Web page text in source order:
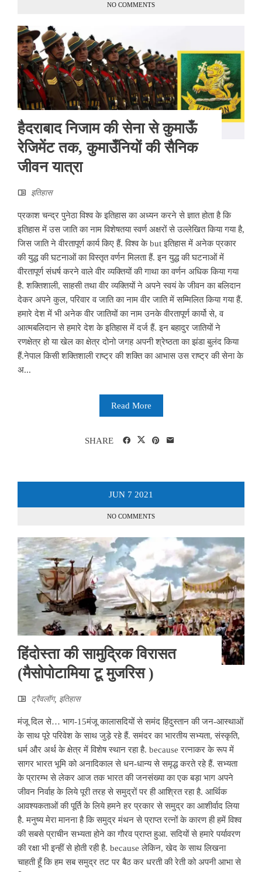
NO COMMENTS
हैदराबाद निजाम की सेना से कुमाऊँ
रेजिमेंट तक, कुमाउँनियों की सैनिक
जीवन यात्रा
इतिहास
प्रकाश चन्द्र पुनेठा विश्व के इतिहास का अध्यन करने से ज्ञात होता है कि
इतिहास में उस जाति का नाम विशेषतया स्वर्ण अक्षरों से उल्लेखित किया गया है,
जिस जाति ने वीरतापूर्ण कार्य किए हैं. विश्व के but इतिहास में अनेक प्रकार
की युद्ध की घटनाओं का विस्तृत वर्णन मिलता हैं. इन युद्ध की घटनाओं में
वीरतापूर्ण संधर्ष करने वाले वीर व्यक्तियों की गाथा का वर्णन अधिक किया गया
है. शक्तिशाली, साहसी तथा वीर व्यक्तियों ने अपने स्वयं के जीवन का बलिदान
देकर अपने कुल, परिवार व जाति का नाम वीर जाति में सम्मिलित किया गया हैं.
हमारे देश में भी अनेक वीर जातियों का नाम उनके वीरतापूर्ण कार्यो से, व
आत्मबलिदान से हमारे देश के इतिहास में दर्ज हैं. इन बहादुर जातियों ने
रणक्षेत्र हो या खेल का क्षेत्र दोनो जगह अपनी श्रेष्ठता का झंडा बुलंद किया
हैं.नेपाल किसी शक्तिशाली राष्ट्र की शक्ति का आभास उस राष्ट्र की सेना के
अ...
Read More
SHARE
JUN 7 2021
NO COMMENTS
हिंदोस्ता की सामुद्रिक विरासत
(मैसोपोटामिया टू मुजरिस )
ट्रैवलॉग, इतिहास
मंजू दिल से… भाग-15मंजू कालासदियों से समंद हिंदुस्तान की जन-आस्थाओं
के साथ पूरे परिवेश के साथ जुड़े रहे हैं. समंदर का भारतीय सभ्यता, संस्कृति,
धर्म और अर्थ के क्षेत्र में विशेष स्थान रहा है. because रत्नाकर के रूप में
सागर भारत भूमि को अनादिकाल से धन-धान्य से समृद्ध करते रहे हैं. सभ्यता
के प्रारम्भ से लेकर आज तक भारत की जनसंख्या का एक बड़ा भाग अपने
जीवन निर्वाह के लिये पूरी तरह से समुद्रों पर ही आश्रित रहा है. आर्थिक
आवश्यकताओं की पूर्ति के लिये हमने हर प्रकार से समुद्र का आशीर्वाद लिया
है. मनुष्य मेरा मानना है कि समुद्र मंथन से प्राप्त रत्नों के कारण ही हमें विश्व
की सबसे प्राचीन सभ्यता होने का गौरव प्राप्त हुआ. सदियों से हमारे पर्यावरण
की रक्षा भी इन्हीं से होती रही है. because लेकिन, खेद के साथ लिखना
चाहती हूँ कि हम सब समुद्र तट पर बैठ कर धरती की रेती को अपनी आभा से